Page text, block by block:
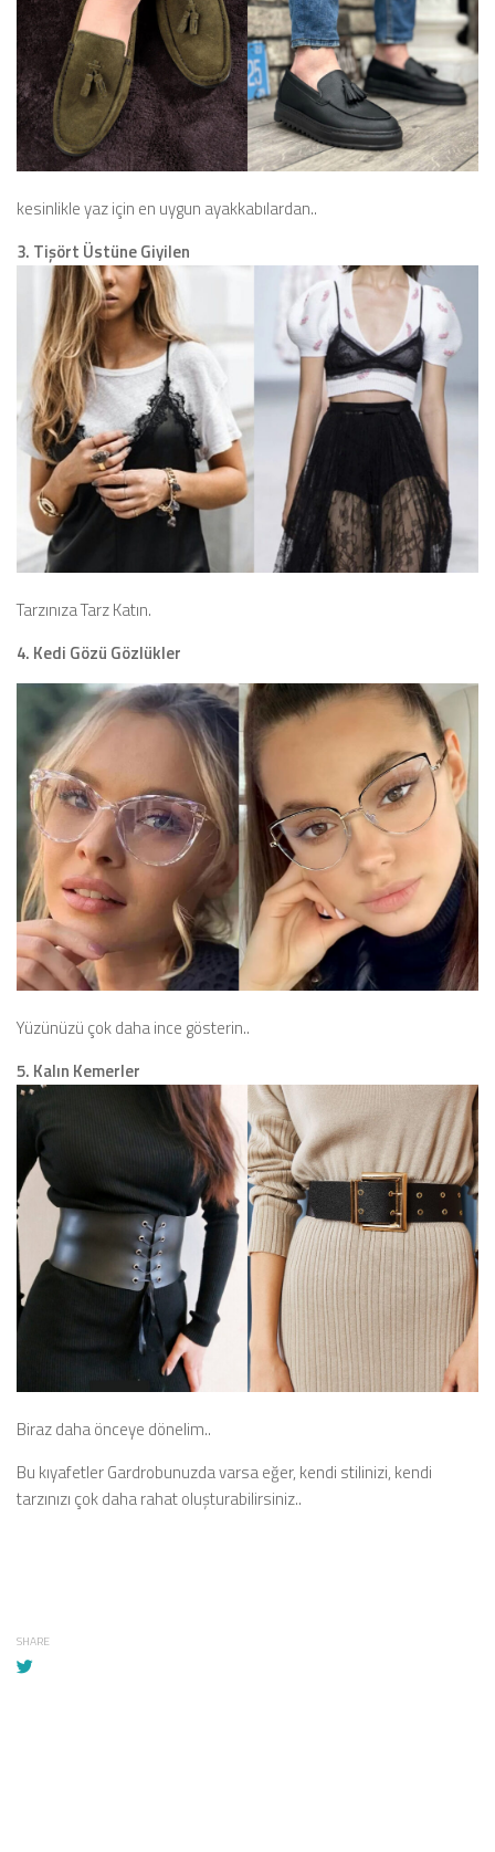
kesinlikle yaz için en uygun ayakkabılardan..
3. Tişört Üstüne Giyilen
Tarzınıza Tarz Katın.
4. Kedi Gözü Gözlükler
Yüzünüzü çok daha ince gösterin..
5. Kalın Kemerler
Biraz daha önceye dönelim..
Bu kıyafetler Gardrobunuzda varsa eğer, kendi stilinizi, kendi
tarzınızı çok daha rahat oluşturabilirsiniz..
SHARE